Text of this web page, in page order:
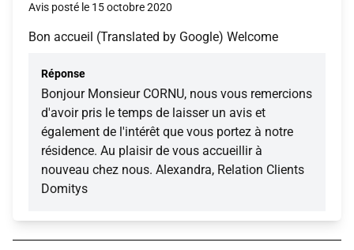
Avis posté le 15 octobre 2020
Bon accueil (Translated by Google) Welcome
Réponse
Bonjour Monsieur CORNU, nous vous remercions
d'avoir pris le temps de laisser un avis et
également de l'intérêt que vous portez à notre
résidence. Au plaisir de vous accueillir à
nouveau chez nous. Alexandra, Relation Clients
Domitys